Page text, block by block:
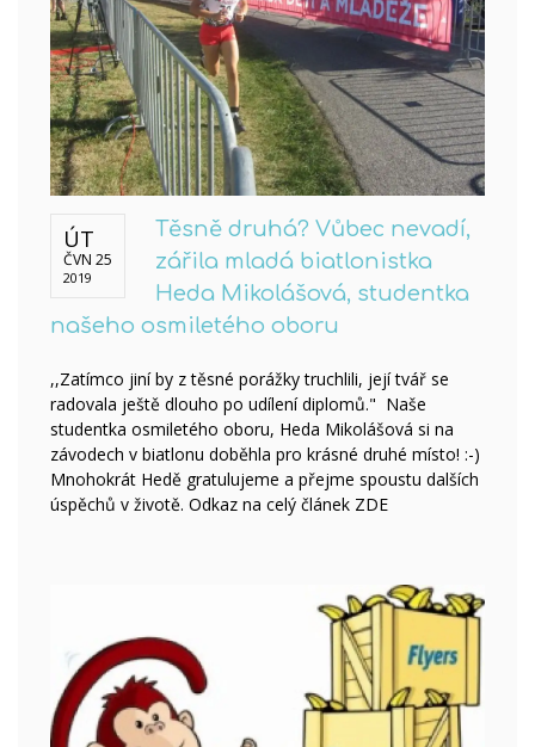
ÚT
ČVN 25
2019
Těsně druhá? Vůbec nevadí,
zářila mladá biatlonistka
Heda Mikolášová, studentka
našeho osmiletého oboru
,,Zatímco jiní by z těsné porážky truchlili, její tvář se
radovala ještě dlouho po udílení diplomů." Naše
studentka osmiletého oboru, Heda Mikolášová si na
závodech v biatlonu doběhla pro krásné druhé místo! :-)
Mnohokrát Hedě gratulujeme a přejme spoustu dalších
úspěchů v životě. Odkaz na celý článek ZDE